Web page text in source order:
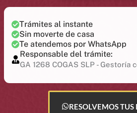
Trámites al instante
Sin moverte de casa
Te atendemos por WhatsApp
Responsable del trámite:
GA 1268 COGAS SLP - Gestoría
RESOLVEMOS TUS